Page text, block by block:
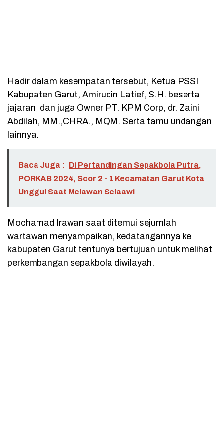
Hadir dalam kesempatan tersebut, Ketua PSSI
Kabupaten Garut, Amirudin Latief, S.H. beserta
jajaran, dan juga Owner PT. KPM Corp, dr. Zaini
Abdilah, MM.,CHRA., MQM. Serta tamu undangan
lainnya.
Baca Juga : Di Pertandingan Sepakbola Putra,
PORKAB 2024, Scor 2 - 1 Kecamatan Garut Kota
Unggul Saat Melawan Selaawi
Mochamad Irawan saat ditemui sejumlah
wartawan menyampaikan, kedatangannya ke
kabupaten Garut tentunya bertujuan untuk melihat
perkembangan sepakbola diwilayah.